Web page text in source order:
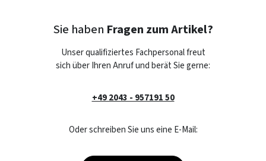
Sie haben Fragen zum Artikel?
Unser qualifiziertes Fachpersonal freut
sich über Ihren Anruf und berät Sie gerne:
+49 2043 - 957191 50
Oder schreiben Sie uns eine E-Mail: